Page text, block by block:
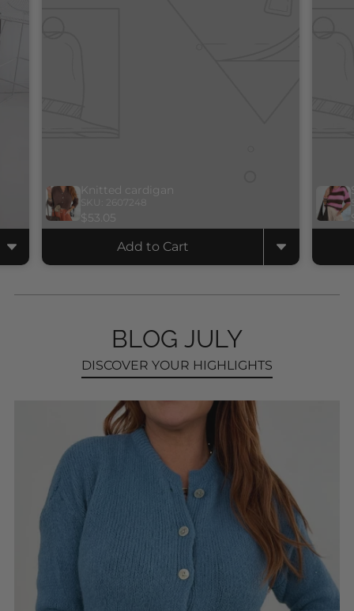
Knitted cardigan
SKU: 2607248
$53.05
Add to Cart
BLOG JULY
DISCOVER YOUR HIGHLIGHTS